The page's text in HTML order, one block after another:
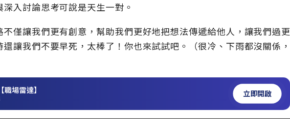
入討論思考可說是天生一對。
僅讓我們更有創意，幫助我們更好地把想法傳遞給他人，讓我們過更
讓我們不要早死，太棒了！你也來試試吧。（很冷、下雨都沒關係，
場雷達】 立即開啟